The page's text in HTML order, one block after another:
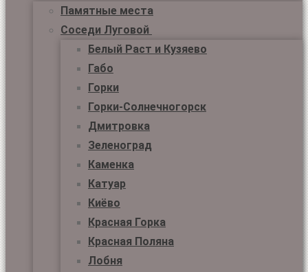
Памятные места
Соседи Луговой
Белый Раст и Кузяево
Габо
Горки
Горки-Солнечногорск
Дмитровка
Зеленоград
Каменка
Катуар
Киёво
Красная Горка
Красная Поляна
Лобня